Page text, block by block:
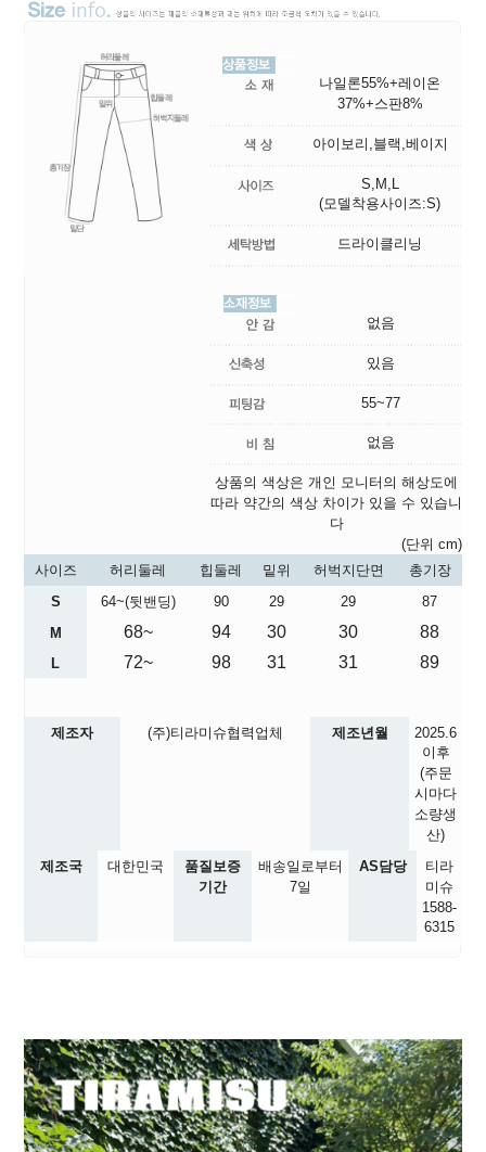
나일론55%+레이온
37%+스판8%
아이보리,블랙,베이지
S,M,L
(모델착용사이즈:S)
드라이클리닝
없음
있음
55~77
없음
상품의 색상은 개인 모니터의 해상도에
따라 약간의 색상 차이가 있을 수 있습니
다
(단위 cm)
사이즈
허리둘레 힙둘레 밑위 허벅지단면
총기장
S
64~(뒷밴딩) 90 29 29
87
M
68~ 94 30 30 88
L 72~ 98 31 31 89
제조자 (주)티라미슈협력업체 제조년월
2025.6
이후
(주문
시마다
소량생
산)
제조국
대한민국
품질보증
기간
배송일로부터
7일
AS담당
티라
미슈
1588-
6315